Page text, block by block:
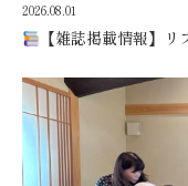
2026.08.01
【雑誌掲載情報】